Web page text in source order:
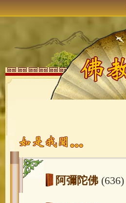
阿彌陀佛 (636)